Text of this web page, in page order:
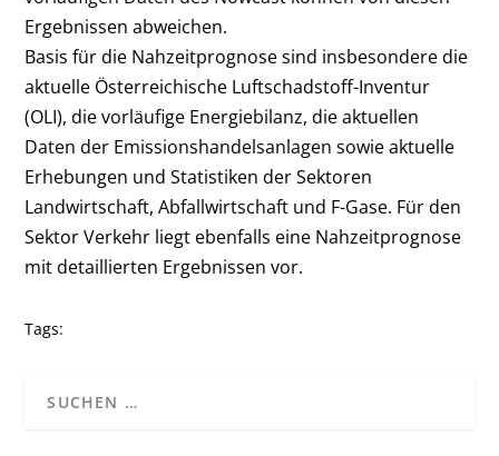
Ergebnissen abweichen.
Basis für die Nahzeitprognose sind insbesondere die
aktuelle Österreichische Luftschadstoff-Inventur
(OLI), die vorläufige Energiebilanz, die aktuellen
Daten der Emissionshandelsanlagen sowie aktuelle
Erhebungen und Statistiken der Sektoren
Landwirtschaft, Abfallwirtschaft und F-Gase. Für den
Sektor Verkehr liegt ebenfalls eine Nahzeitprognose
mit detaillierten Ergebnissen vor.
Tags: